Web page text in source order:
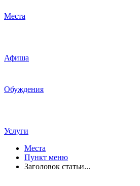
Места
Афиша
Обуждения
Услуги
Места
Пункт меню
Заголовок статьи...